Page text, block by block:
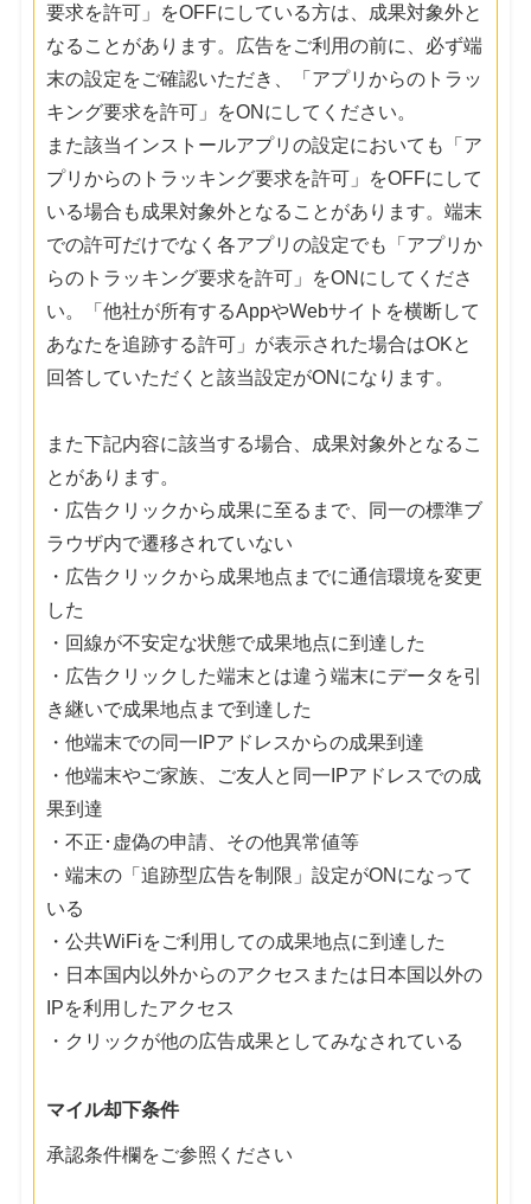
要求を許可」をOFFにしている方は、成果対象外と
なることがあります。広告をご利用の前に、必ず端
末の設定をご確認いただき、「アプリからのトラッ
キング要求を許可」をONにしてください。
また該当インストールアプリの設定においても「ア
プリからのトラッキング要求を許可」をOFFにして
いる場合も成果対象外となることがあります。端末
での許可だけでなく各アプリの設定でも「アプリか
らのトラッキング要求を許可」をONにしてくださ
い。「他社が所有するAppやWebサイトを横断して
あなたを追跡する許可」が表示された場合はOKと
回答していただくと該当設定がONになります。
また下記内容に該当する場合、成果対象外となるこ
とがあります。
・広告クリックから成果に至るまで、同一の標準ブ
ラウザ内で遷移されていない
・広告クリックから成果地点までに通信環境を変更
した
・回線が不安定な状態で成果地点に到達した
・広告クリックした端末とは違う端末にデータを引
き継いで成果地点まで到達した
・他端末での同一IPアドレスからの成果到達
・他端末やご家族、ご友人と同一IPアドレスでの成
果到達
・不正･虚偽の申請、その他異常値等
・端末の「追跡型広告を制限」設定がONになって
いる
・公共WiFiをご利用しての成果地点に到達した
・日本国内以外からのアクセスまたは日本国以外の
IPを利用したアクセス
・クリックが他の広告成果としてみなされている
マイル却下条件
承認条件欄をご参照ください